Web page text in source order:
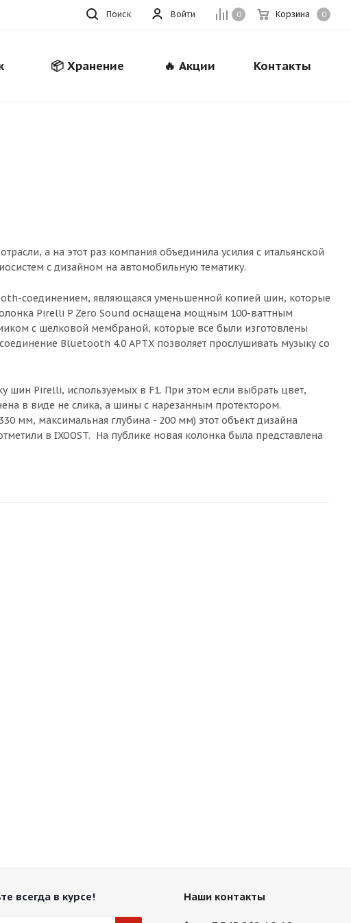
0 Корзина 0
Войти
Поиск
📦 Хранение 🔥 Акции Контакты
а на этот раз компания объединила усилия с итальянской
с дизайном на автомобильную тематику.
соединением, являющаяся уменьшенной копией шин, которые
Pirelli P Zero Sound оснащена мощным 100-ваттным
с шелковой мембраной, которые все были изготовлены
Bluetooth 4.0 APTX позволяет прослушивать музыку со
шин Pirelli, используемых в F1. При этом если выбрать цвет,
в виде не слика, а шины с нарезанным протектором.
мм, максимальная глубина - 200 мм) этот объект дизайна
в IXOOST. На публике новая колонка была представлена
всегда в курсе! Наши контакты